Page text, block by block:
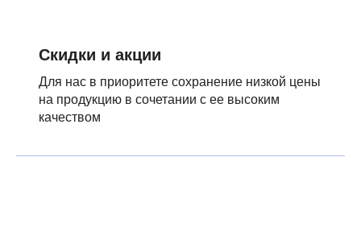
Скидки и акции
Для нас в приоритете сохранение низкой цены
на продукцию в сочетании с ее высоким
качеством